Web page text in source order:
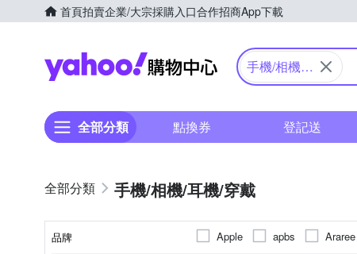
首頁拍賣企業/大宗採購入口合作招商App下載
Yahoo購物中心
手機/相機/
全部分類 點換券 登記送
手機/相機/耳機/穿戴
品牌 Apple apbs Araree